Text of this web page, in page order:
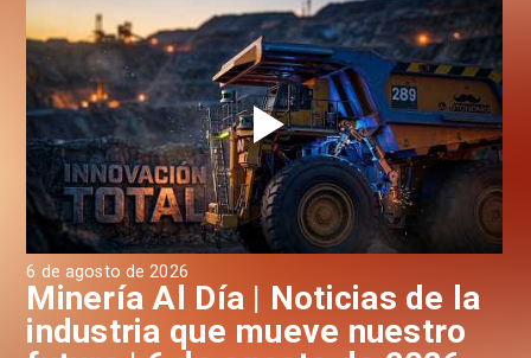
6 de agosto de 2026
Minería Al Día | Noticias de la
industria que mueve nuestro